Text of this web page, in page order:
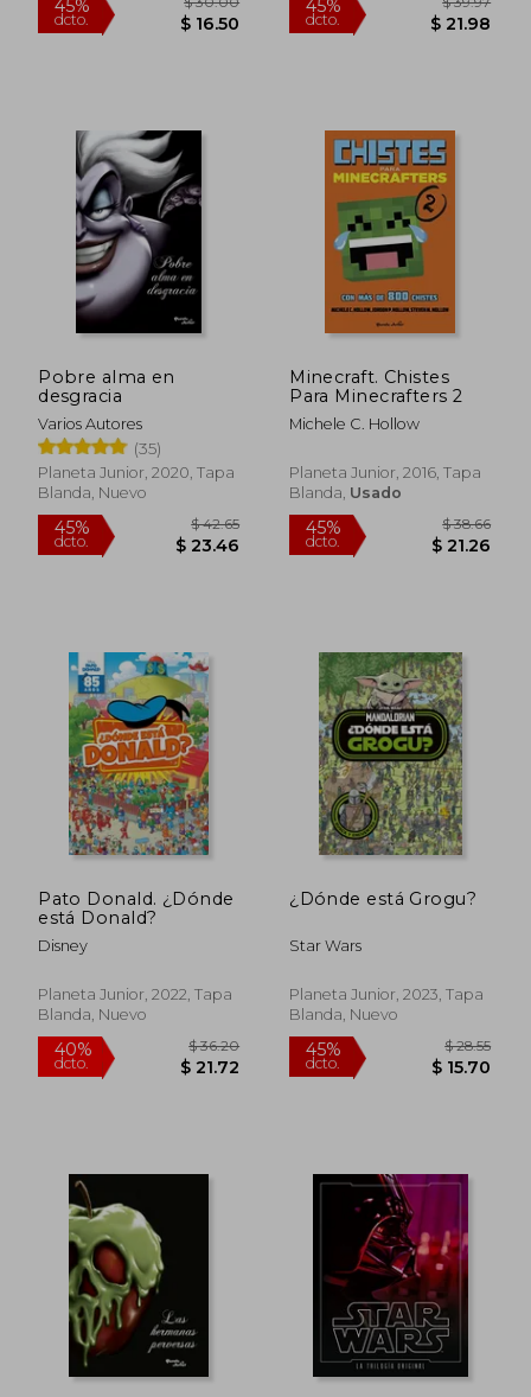
45% $ 39.36 45%
Pobre alma en
desgracia
Varios Autores
(35)
Planeta Junior, 2020, Tapa
Blanda, Nuevo
Minecraft. Chistes
Para Minecrafters 2
Michele C. Hollow
Planeta Junior, 2016, Tapa
Blanda, Usado
Pato Donald. ¿Dónde
está Donald?
Disney
Planeta Junior, 2022, Tapa
Blanda, Nuevo
¿Dónde está Grogu?
Star Wars
Planeta Junior, 2023, Tapa
Blanda, Nuevo